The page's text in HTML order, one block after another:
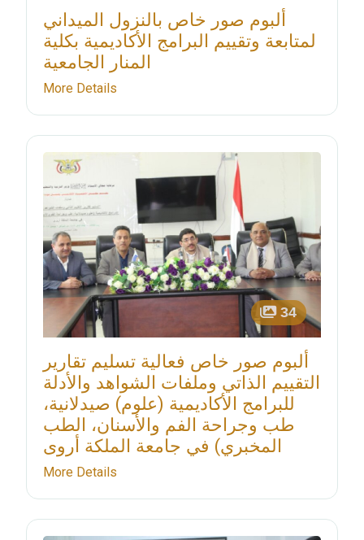
ألبوم صور خاص بالنزول الميداني
لمتابعة وتقييم البرامج الأكاديمية بكلية
المنار الجامعية
More Details
34
ألبوم صور خاص فعالية تسليم تقارير
التقييم الذاتي وملفات الشواهد والأدلة
للبرامج الأكاديمية (علوم) صيدلانية،
طب وجراحة الفم والأسنان، الطب
المخبري) في جامعة الملكة أروى
More Details